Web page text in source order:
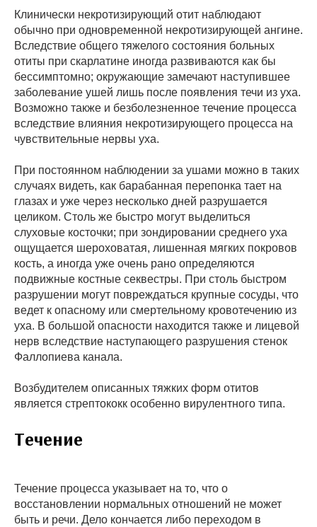
Клинически некротизирующий отит наблюдают
обычно при одновременной некротизирующей ангине.
Вследствие общего тяжелого состояния больных
отиты при скарлатине иногда развиваются как бы
бессимптомно; окружающие замечают наступившее
заболевание ушей лишь после появления течи из уха.
Возможно также и безболезненное течение процесса
вследствие влияния некротизирующего процесса на
чувствительные нервы уха.
При постоянном наблюдении за ушами можно в таких
случаях видеть, как барабанная перепонка тает на
глазах и уже через несколько дней разрушается
целиком. Столь же быстро могут выделиться
слуховые косточки; при зондировании среднего уха
ощущается шероховатая, лишенная мягких покровов
кость, а иногда уже очень рано определяются
подвижные костные секвестры. При столь быстром
разрушении могут повреждаться крупные сосуды, что
ведет к опасному или смертельному кровотечению из
уха. В большой опасности находится также и лицевой
нерв вследствие наступающего разрушения стенок
Фаллопиева канала.
Возбудителем описанных тяжких форм отитов
является стрептококк особенно вирулентного типа.
Течение
Течение процесса указывает на то, что о
восстановлении нормальных отношений не может
быть и речи. Дело кончается либо переходом в